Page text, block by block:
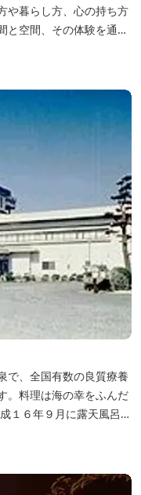
や暮らし方、心の持ち方
と空間、その体験を通し
発のアウトドアブランド
べ市が連携して手がけ
年４月３日にオープンし
で、全国有数の良質療養
。料理は海の幸をふんだ
１６年９月に露天風呂が